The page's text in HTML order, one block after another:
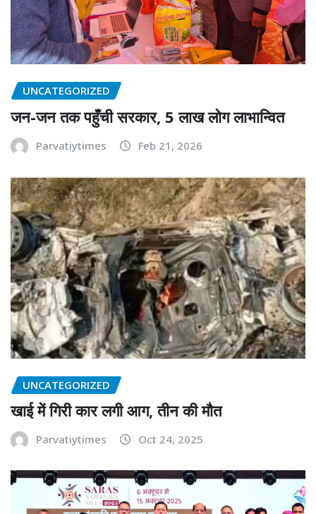
UNCATEGORIZED
जन-जन तक पहुँची सरकार, 5 लाख लोग लाभान्वित
Parvatiytimes Feb 21, 2026
UNCATEGORIZED
खाई में गिरी कार लगी आग, तीन की मौत
Parvatiytimes Oct 24, 2025